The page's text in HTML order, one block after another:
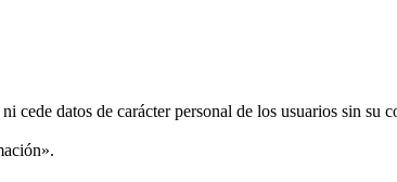
datos de carácter personal de los usuarios sin su